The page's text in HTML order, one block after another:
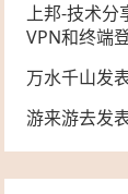
上邦-技术分
VPN和终端
万水千山发
游来游去发